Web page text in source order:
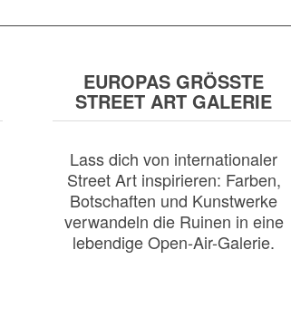
EUROPAS GRÖSSTE
STREET ART GALERIE
Lass dich von internationaler
Street Art inspirieren: Farben,
Botschaften und Kunstwerke
verwandeln die Ruinen in eine
lebendige Open-Air-Galerie.